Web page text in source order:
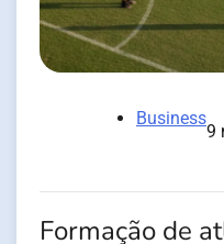
Business
9
Formação de